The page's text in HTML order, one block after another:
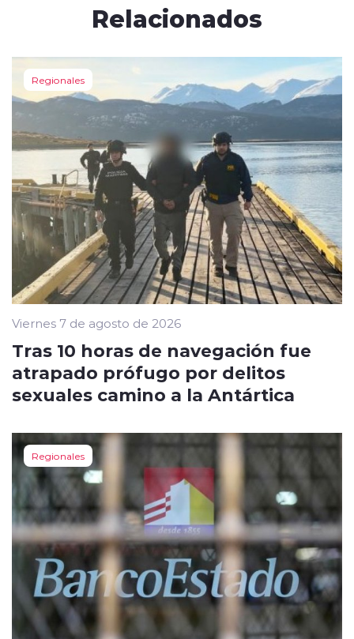
Relacionados
Regionales
Viernes 7 de agosto de 2026
Tras 10 horas de navegación fue
atrapado prófugo por delitos
sexuales camino a la Antártica
Regionales